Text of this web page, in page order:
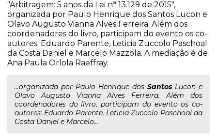
"Arbitragem: 5 anos da Lei nª 13.129 de 2015",
organizada por Paulo Henrique dos Santos Lucon e
Olavo Augusto Vianna Alves Ferreira. Além dos
coordenadores do livro, participam do evento os co-
autores: Eduardo Parente, Leticia Zuccolo Paschoal
da Costa Daniel e Marcelo Mazzola. A mediação é de
Ana Paula Orlola Raeffray.
...organizada por Paulo Henrique dos Santos Lucon e
Olavo Augusto Vianna Alves Ferreira. Além dos
coordenadores do livro, participam do evento os co-
autores: Eduardo Parente, Leticia Zuccolo Paschoal da
Costa Daniel e Marcelo...